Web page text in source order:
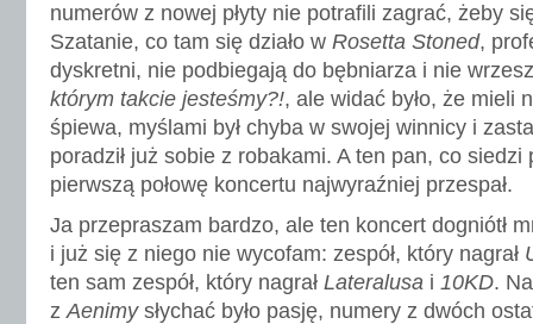
numerów z nowej płyty nie potrafili zagrać, żeby
Szatanie, co tam się działo w Rosetta Stoned,
dyskretni, nie podbiegają do bębniarza i nie
którym takcie jesteśmy?!, ale widać było, że mieli
śpiewa, myślami był chyba w swojej winnicy i
poradził już sobie z robakami. A ten pan, co
pierwszą połowę koncertu najwyraźniej przespał.
Ja przepraszam bardzo, ale ten koncert dogniótł
i już się z niego nie wycofam: zespół, który nagrał
ten sam zespół, który nagrał Lateralusa i 10KD.
zAenimysłychać było pasję, numery z dwóch